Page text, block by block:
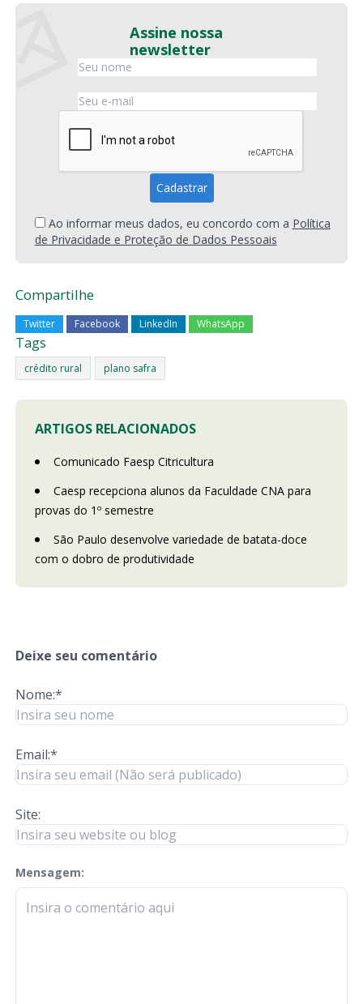
Assine nossa
newsletter
Ao informar meus dados, eu concordo com a Política
de Privacidade e Proteção de Dados Pessoais
Compartilhe
Twitter Facebook LinkedIn WhatsApp
Tags
crédito rural plano safra
ARTIGOS RELACIONADOS
Comunicado Faesp Citricultura
Caesp recepciona alunos da Faculdade CNA para
provas do 1º semestre
São Paulo desenvolve variedade de batata-doce
com o dobro de produtividade
Deixe seu comentário
Nome:*
Email:*
Site:
Mensagem:
check-terms